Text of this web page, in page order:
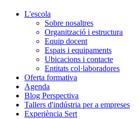
L'escola
Sobre nosaltres
Organització i estructura
Equip docent
Espais i equipaments
Ubicacions i contacte
Entitats col·laboradores
Oferta formativa
Agenda
Blog Perspectiva
Tallers d'indústria per a empreses
Experiència Sert